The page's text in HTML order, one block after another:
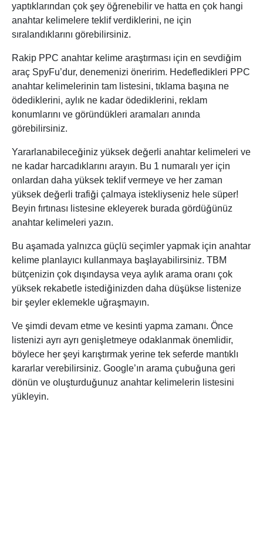
yaptıklarından çok şey öğrenebilir ve hatta en çok hangi
anahtar kelimelere teklif verdiklerini, ne için
sıralandıklarını görebilirsiniz.
Rakip PPC anahtar kelime araştırması için en sevdiğim
araç SpyFu’dur, denemenizi öneririm. Hedefledikleri PPC
anahtar kelimelerinin tam listesini, tıklama başına ne
ödediklerini, aylık ne kadar ödediklerini, reklam
konumlarını ve göründükleri aramaları anında
görebilirsiniz.
Yararlanabileceğiniz yüksek değerli anahtar kelimeleri ve
ne kadar harcadıklarını arayın. Bu 1 numaralı yer için
onlardan daha yüksek teklif vermeye ve her zaman
yüksek değerli trafiği çalmaya istekliyseniz hele süper!
Beyin fırtınası listesine ekleyerek burada gördüğünüz
anahtar kelimeleri yazın.
Bu aşamada yalnızca güçlü seçimler yapmak için anahtar
kelime planlayıcı kullanmaya başlayabilirsiniz. TBM
bütçenizin çok dışındaysa veya aylık arama oranı çok
yüksek rekabetle istediğinizden daha düşükse listenize
bir şeyler eklemekle uğraşmayın.
Ve şimdi devam etme ve kesinti yapma zamanı. Önce
listenizi ayrı ayrı genişletmeye odaklanmak önemlidir,
böylece her şeyi karıştırmak yerine tek seferde mantıklı
kararlar verebilirsiniz. Google’ın arama çubuğuna geri
dönün ve oluşturduğunuz anahtar kelimelerin listesini
yükleyin.